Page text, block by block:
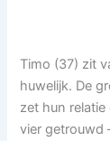
Timo (37) zit
huwelijk. De
zet hun
vier getrouwd